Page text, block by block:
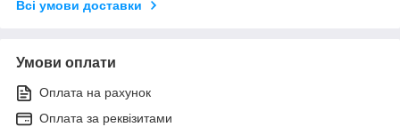
Всі умови доставки
Умови оплати
Оплата на рахунок
Оплата за реквізитами